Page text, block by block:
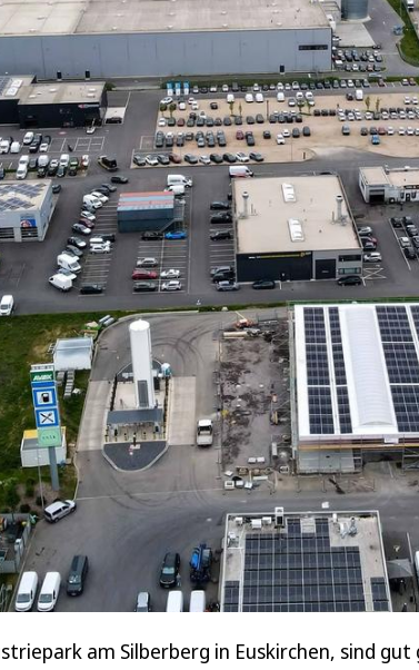
am Silberberg in Euskirchen, sind